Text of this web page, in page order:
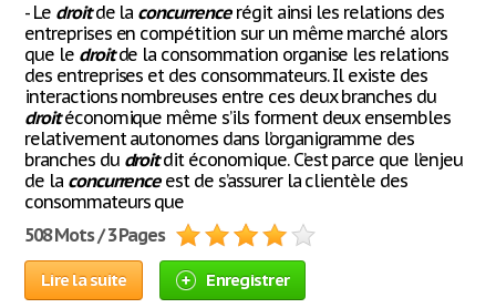
- Le droitde la concurrencerégit ainsi les relations des
entreprises en compétition sur un même marché alors
que le droitde la consommation organise les relations
des entreprises et des consommateurs. Il existe des
interactions nombreuses entre ces deux branches du
droitéconomique même s’ils forment deux ensembles
relativement autonomes dans l’organigramme des
branches du droitdit économique. C’est parce que l’enjeu
de la concurrenceest de s’assurer la clientèle des
consommateurs que
508 Mots / 3 Pages
Lire la suite Enregistrer